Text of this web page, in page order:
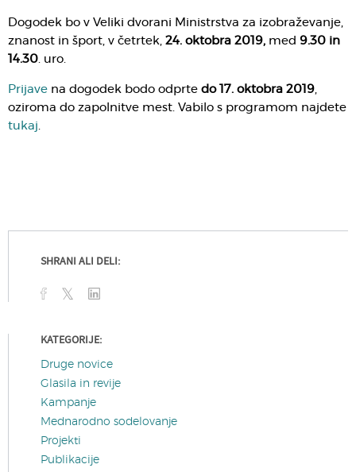
Dogodek bo v Veliki dvorani Ministrstva za izobraževanje,
znanost in šport, v četrtek, 24. oktobra 2019, med 9.30 in
14.30 . uro.
Prijave na dogodek bodo odprte do 17. oktobra 2019
oziroma do zapolnitve mest. Vabilo s programom najdete
tukaj
SHRANI ALI DELI:
KATEGORIJE:
Druge novice
Glasila in revije
Kampanje
Mednarodno sodelovanje
Projekti
Publikacije